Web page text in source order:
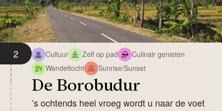
2 Cultuur Zelf op pad
Culinair genieten
Wandeltocht
Sunrise/Sunset
De Borobudur
’s ochtends heel vroeg wordt u naar de voet